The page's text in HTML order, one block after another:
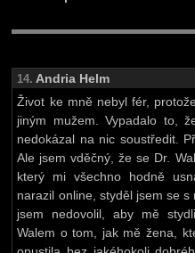
14. Andria Helm
Život ke mně nebyl fér,
jiným mužem. Vypadalo to,
nedokázal na nic soustředit.
Ale jsem vděčný, že se Dr.
který mi všechno hodně
narazil online, styděl jsem se
jsem nedovolil, aby mě
Walem o tom, jak mě žena,